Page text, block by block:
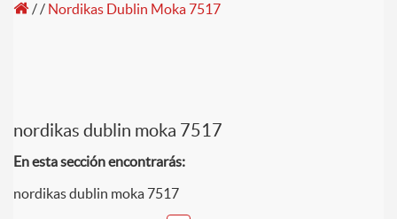
// Nordikas Dublin Moka 7517
nordikas dublin moka 7517
En esta sección encontrarás:
nordikas dublin moka 7517